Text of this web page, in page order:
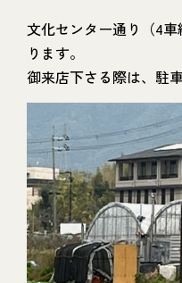
文化センター通り（4
ります。
御来店下さる際は、駐